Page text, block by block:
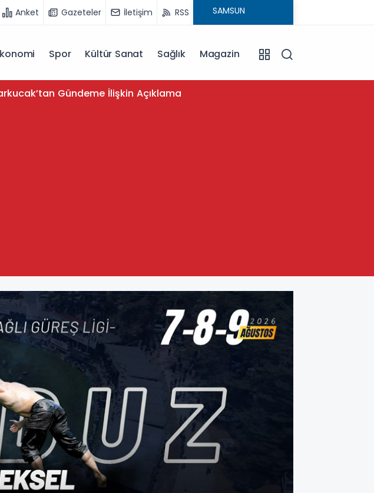
Anket Gazeteler İletişim RSS
Spor Kültür Sanat Sağlık Magazin
Gündeme İlişkin Açıklama